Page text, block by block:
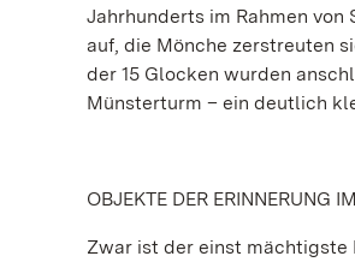
Jahrhunderts im Rahmen
auf, die Mönche zerstreuten
der 15 Glocken wurden
Münsterturm – ein deutlich
OBJEKTE DER ERINNERUNG
Zwar ist der einst mächtigste